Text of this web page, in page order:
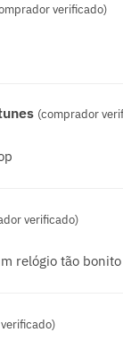
verificado)
(comprador
verificado)
relógio tão